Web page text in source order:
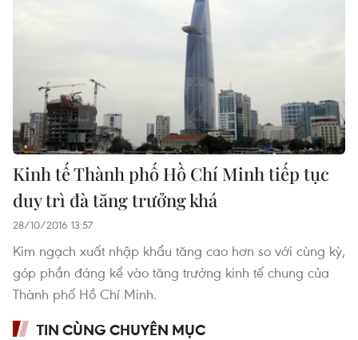
Kinh tế Thành phố Hồ Chí Minh tiếp tục
duy trì đà tăng trưởng khá
28/10/2016 13:57
Kim ngạch xuất nhập khẩu tăng cao hơn so với cùng kỳ,
góp phần đáng kể vào tăng trưởng kinh tế chung của
Thành phố Hồ Chí Minh.
TIN CÙNG CHUYÊN MỤC